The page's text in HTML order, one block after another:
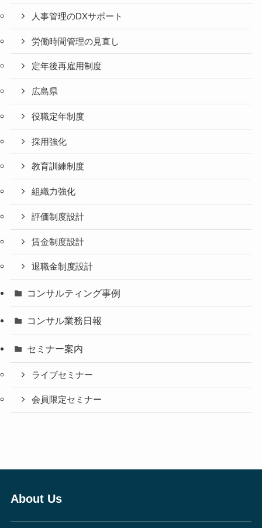
人事管理のDXサポート
労働時間管理の見直し
定年後再雇用制度
広島県
役職定年制度
採用強化
教育訓練制度
組織力強化
評価制度設計
賃金制度設計
退職金制度設計
コンサルティング事例
コンサル業務日報
セミナー案内
ライブセミナー
会員限定セミナー
About Us